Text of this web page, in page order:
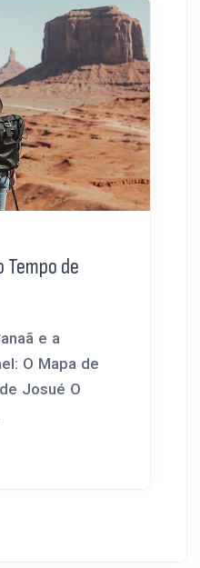
Tempo de
e a
O Mapa de
Josué O